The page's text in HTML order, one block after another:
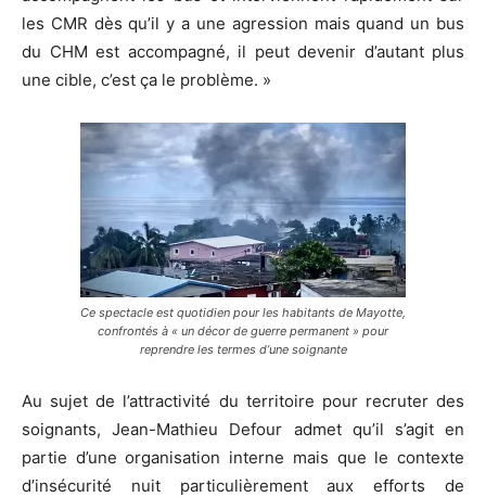
les CMR dès qu’il y a une agression mais quand un bus
du CHM est accompagné, il peut devenir d’autant plus
une cible, c’est ça le problème. »
Ce spectacle est quotidien pour les habitants de Mayotte,
confrontés à « un décor de guerre permanent » pour
reprendre les termes d’une soignante
Au sujet de l’attractivité du territoire pour recruter des
soignants, Jean-Mathieu Defour admet qu’il s’agit en
partie d’une organisation interne mais que le contexte
d’insécurité nuit particulièrement aux efforts de